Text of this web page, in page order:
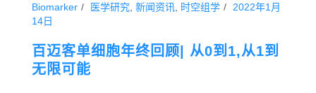
Biomarker 医学研究 新闻资讯 时空组学
2022年1月
14日
百迈客单细胞年终回顾| 从0到1,从1到
无限可能